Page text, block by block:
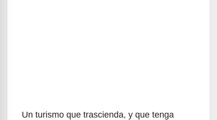
Un turismo que trascienda, y que tenga